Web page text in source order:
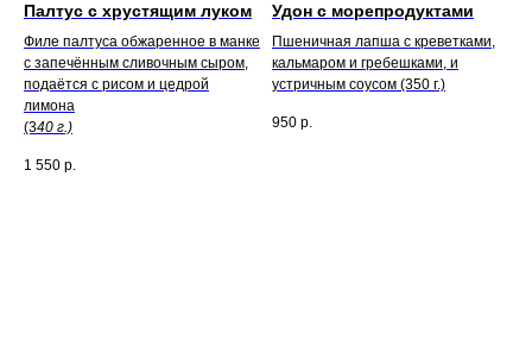
Палтус с хрустящим луком
Филе палтуса обжаренное в манке
с запечённым сливочным сыром,
подаётся с рисом и цедрой
лимона
(340 г.)
1 550 р.
Удон с морепродуктами
Пшеничная лапша с креветками,
кальмаром и гребешками, и
устричным соусом (350 г.)
950 р.